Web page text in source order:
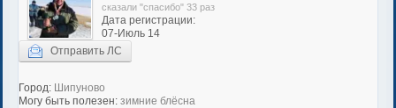
сказали "спасибо" 33 раз
Дата регистрации:
07-Июль 14
Отправить ЛС
Город: Шипуново
Могу быть полезен: зимние блёсна